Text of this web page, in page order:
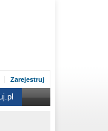
Zarejestruj